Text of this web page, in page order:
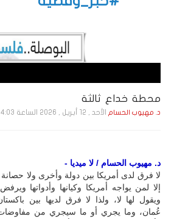
محطة خداع ثالثة
د. مهيوب الحسام الأحد , 12 أبـريـل , 2026 الساعة 12:04:03 AM
د. مهيوب الحسام / لا ميديا -
لا فرق لدى أمريكا بين دولة وأخرى ولا حصانة
إلا لمن يواجه أمريكا وكيانها وأدواتها
ويقول لها لا، ولذا لا فرق لديها بين
عُمان، وما يجري أو ما سيجري من مفاوضات